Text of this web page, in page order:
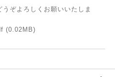
ぞよろしくお願いいたしま
(0.02MB)